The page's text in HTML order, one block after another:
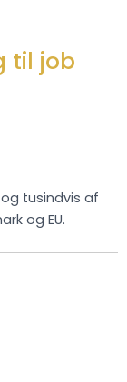
til job
tusindvis af
og EU.